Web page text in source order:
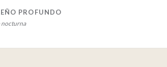
PROFUNDO
nocturna